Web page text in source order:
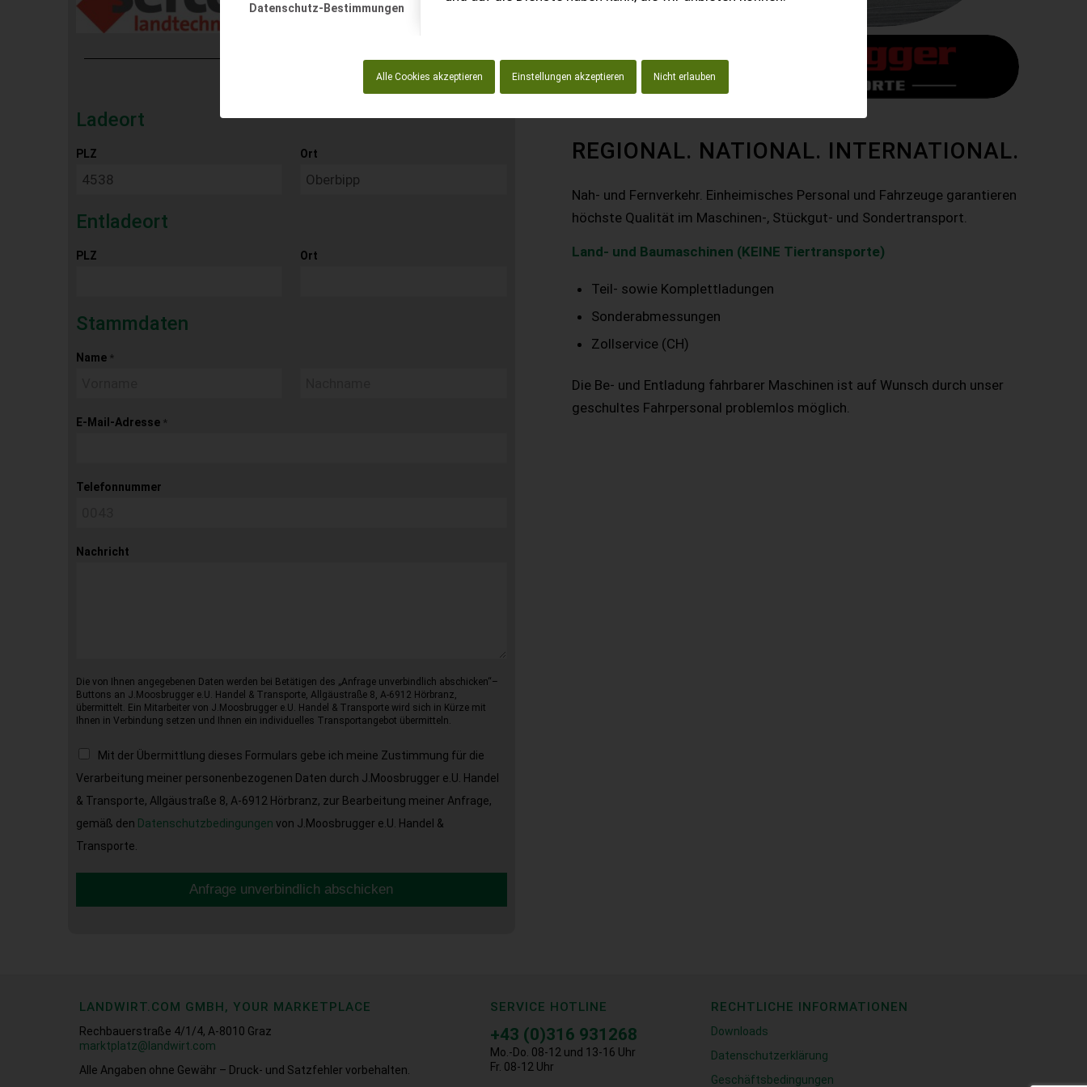
Datenschutz-Bestimmungen
Alle Cookies akzeptieren Einstellungen akzeptieren Nicht erlauben
Ladeort
PLZ Ort
Entladeort
PLZ Ort
Stammdaten
Name *
E-Mail-Adresse *
Telefonnummer
Nachricht
Die von Ihnen angegebenen Daten werden bei Betätigen des „Anfrage unverbindlich abschicken“–
Buttons an J.Moosbrugger e.U. Handel & Transporte, Allgäustraße 8, A-6912 Hörbranz,
übermittelt. Ein Mitarbeiter von J.Moosbrugger e.U. Handel & Transporte wird sich in Kürze mit
Ihnen in Verbindung setzen und Ihnen ein individuelles Transportangebot übermitteln.
Mit der Übermittlung dieses Formulars gebe ich meine Zustimmung für die
Verarbeitung meiner personenbezogenen Daten durch J.Moosbrugger e.U. Handel
& Transporte, Allgäustraße 8, A-6912 Hörbranz, zur Bearbeitung meiner Anfrage,
gemäß den Datenschutzbedingungen von J.Moosbrugger e.U. Handel &
Transporte.
Anfrage unverbindlich abschicken
REGIONAL. NATIONAL. INTERNATIONAL.
Nah- und Fernverkehr. Einheimisches Personal und Fahrzeuge garantieren
höchste Qualität im Maschinen-, Stückgut- und Sondertransport.
Land- und Baumaschinen (KEINE Tiertransporte)
Teil- sowie Komplettladungen
Sonderabmessungen
Zollservice (CH)
Die Be- und Entladung fahrbarer Maschinen ist auf Wunsch durch unser
geschultes Fahrpersonal problemlos möglich.
LANDWIRT.COM GMBH, YOUR MARKETPLACE
Rechbauerstraße 4/1/4, A-8010 Graz
marktplatz@landwirt.com
Alle Angaben ohne Gewähr – Druck- und Satzfehler vorbehalten.
SERVICE HOTLINE
+43 (0)316 931268
Mo.-Do. 08-12 und 13-16 Uhr
Fr. 08-12 Uhr
RECHTLICHE INFORMATIONEN
Downloads
Datenschutzerklärung
Geschäftsbedingungen